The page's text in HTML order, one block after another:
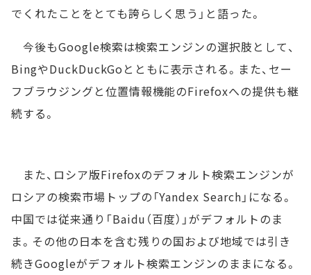
でくれたことをとても誇らしく思う」と語った。
今後もGoogle検索は検索エンジンの選択肢として、
BingやDuckDuckGoとともに表示される。また、セー
フブラウジングと位置情報機能のFirefoxへの提供も継
続する。
また、ロシア版Firefoxのデフォルト検索エンジンが
ロシアの検索市場トップの「Yandex Search」になる。
中国では従来通り「Baidu（百度）」がデフォルトのま
ま。その他の日本を含む残りの国および地域では引き
続きGoogleがデフォルト検索エンジンのままになる。